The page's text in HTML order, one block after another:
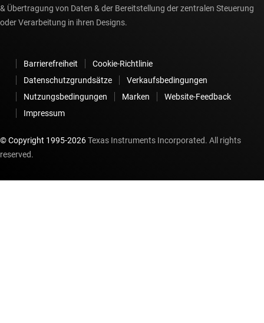
& Übertragung von Daten & der Bereitstellung der zentralen Steuerung
oder Verarbeitung in ihren Designs.
Barrierefreiheit
Cookie-Richtlinie
Datenschutzgrundsätze
Verkaufsbedingungen
Nutzungsbedingungen
Marken
Website-Feedback
Impressum
© Copyright 1995-2026Texas Instruments Incorporated. All rights
reserved.